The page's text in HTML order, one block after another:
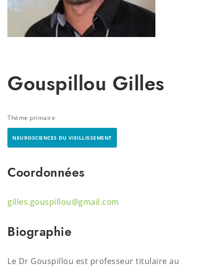
Gouspillou Gilles
Thème primaire
NEUROSCIENCES DU VIEILLISSEMENT
Coordonnées
gilles.gouspillou@gmail.com
Biographie
Le Dr Gouspillou est professeur titulaire au